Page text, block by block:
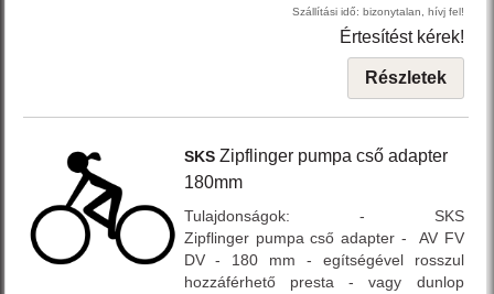
Szállítási idő: bizonytalan, hívj fel!
Értesítést kérek!
Részletek
SKS Zipflinger pumpa cső adapter
180mm
Tulajdonságok: - SKS
Zipflinger pumpa cső adapter - AV FV
DV - 180 mm - egítségével rosszul
hozzáférhető presta - vagy dunlop